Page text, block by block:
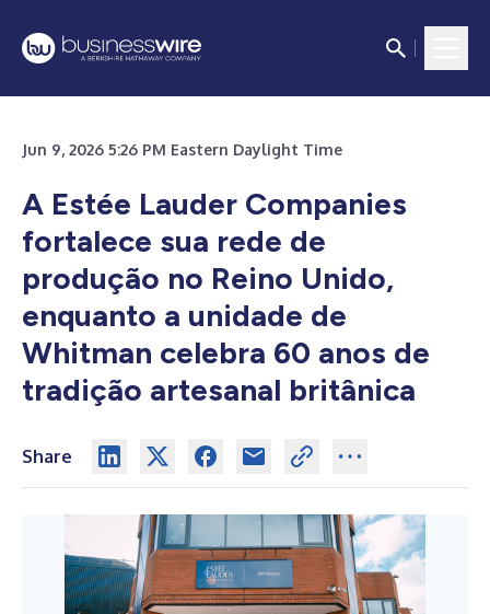
Jun 9, 2026 5:26 PM Eastern Daylight Time
A Estée Lauder Companies
fortalece sua rede de
produção no Reino Unido,
enquanto a unidade de
Whitman celebra 60 anos de
tradição artesanal britânica
Share